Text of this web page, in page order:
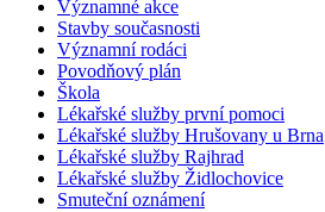
Významné akce
Stavby současnosti
Významní rodáci
Povodňový plán
Škola
Lékařské služby první pomoci
Lékařské služby Hrušovany u Brna
Lékařské služby Rajhrad
Lékařské služby Židlochovice
Smuteční oznámení